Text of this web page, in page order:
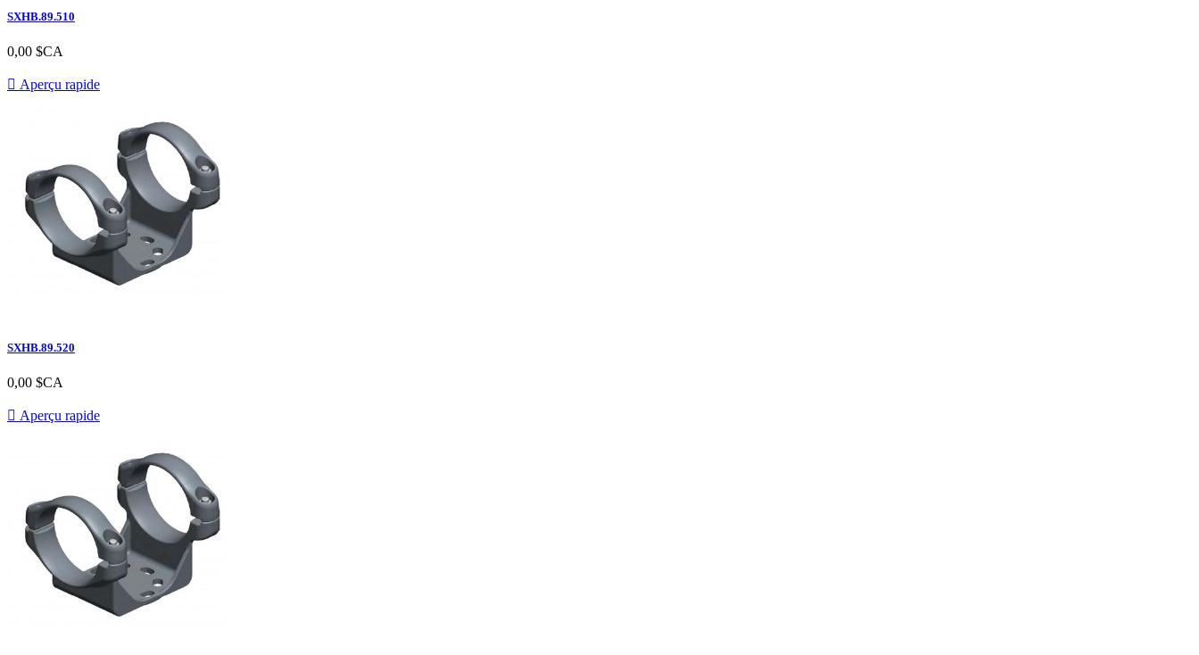
SXHB.89.510
Prix
0,00 $CA
 Aperçu rapide
SXHB.89.520
Prix
0,00 $CA
 Aperçu rapide